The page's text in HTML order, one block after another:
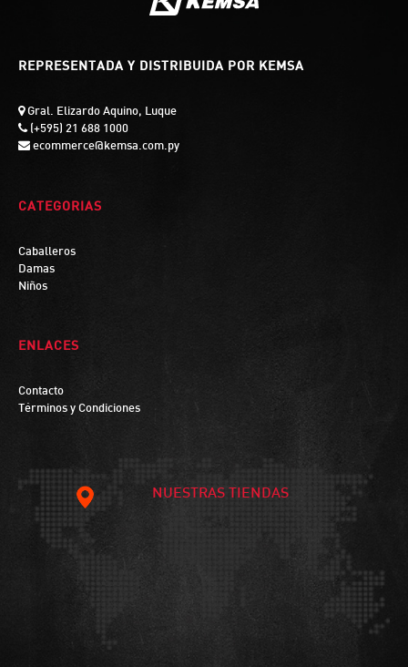
REPRESENTADA Y DISTRIBUIDA POR KEMSA
Gral. Elizardo Aquino, Luque
(+595) 21 688 1000
ecommerce@kemsa.com.py
CATEGORIAS
Caballeros
Damas
Niños
ENLACES
Contacto
Términos y Condiciones
NUESTRAS TIENDAS